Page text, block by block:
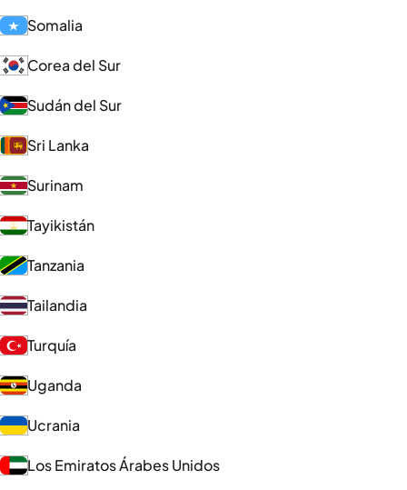
Somalia
Corea del Sur
Sudán del Sur
Sri Lanka
Surinam
Tayikistán
Tanzania
Tailandia
Turquía
Uganda
Ucrania
Los Emiratos Árabes Unidos